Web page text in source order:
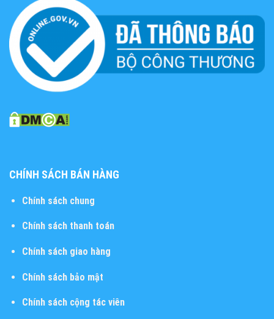
CHÍNH SÁCH BÁN HÀNG
Chính sách chung
Chính sách thanh toán
Chính sách giao hàng
Chính sách bảo mật
Chính sách cộng tác viên